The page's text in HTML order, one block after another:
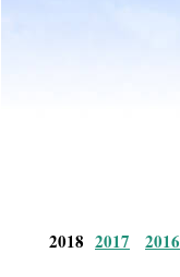
2018 2017 2016